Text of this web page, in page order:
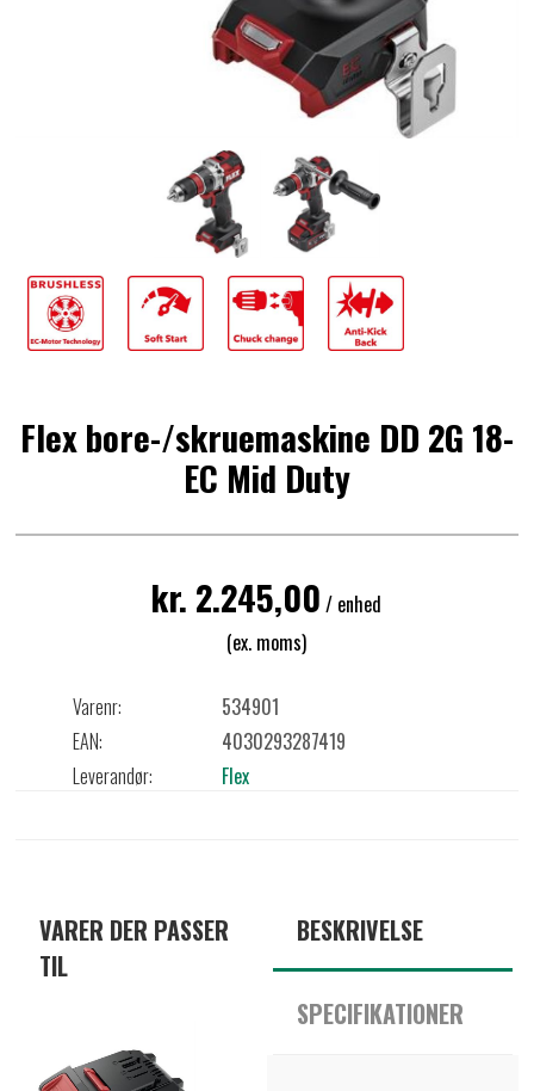
Flex bore-/skruemaskine DD 2G 18-
EC Mid Duty
kr. 2.245,00 / enhed
(ex. moms)
Varenr:
534901
EAN:
4030293287419
Leverandør:
Flex
VARER DER PASSER
TIL
BESKRIVELSE
SPECIFIKATIONER